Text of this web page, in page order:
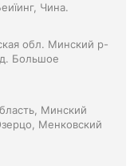
Чина.
обл. Минский р-
Большое
Минский
Менковский